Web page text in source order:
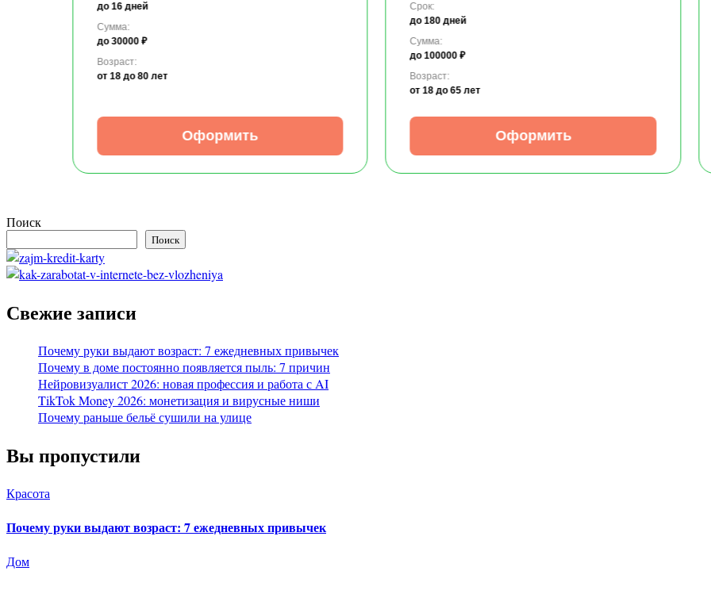
до 16 дней
Сумма:
до 30000 ₽
Возраст:
от 18 до 80 лет
Оформить
Срок:
до 180 дней
Сумма:
до 100000 ₽
Возраст:
от 18 до 65 лет
Оформить
Поиск
Поиск
Свежие записи
Почему руки выдают возраст: 7 ежедневных привычек
Почему в доме постоянно появляется пыль: 7 причин
Нейровизуалист 2026: новая профессия и работа с AI
TikTok Money 2026: монетизация и вирусные ниши
Почему раньше бельё сушили на улице
Вы пропустили
Красота
Почему руки выдают возраст: 7 ежедневных привычек
Дом